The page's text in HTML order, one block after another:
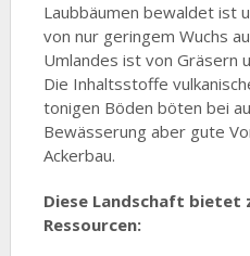
Laubbäumen bewaldet ist
von nur geringem Wuchs
Umlandes ist von Gräsern
Die Inhaltsstoffe
tonigen Böden böten bei
Bewässerung aber gute
Ackerbau.
Diese Landschaft bietet
Ressourcen: